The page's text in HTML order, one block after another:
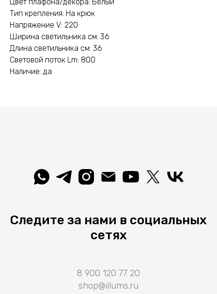
Тип крепления: На крюк
Напряжение V: 220
Ширина светильника см: 36
Длина светильника см: 36
Световой поток Lm: 800
Наличие: да
Следите за нами в социальных
сетях
8 900 120 77 20
shop@illums.ru